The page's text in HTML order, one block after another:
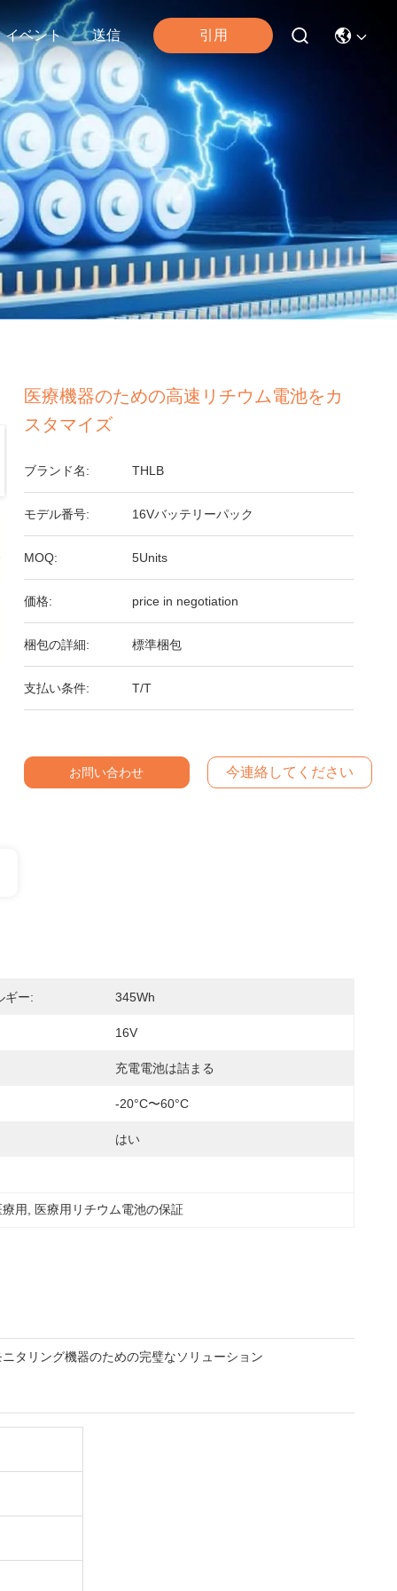
イベント 送信 引用
医療機器のための高速リチウム電池をカ
スタマイズ
ブランド名: THLB
モデル番号: 16Vバッテリーパック
MOQ: 5Units
価格: price in negotiation
梱包の詳細: 標準梱包
支払い条件: T/T
お問い合わせ 今連絡してください
ギー: 345Wh
16V
充電電池は詰まる
-20°C〜60°C
はい
用 医療用リチウム電池の保証
タリング機器のための完璧なソリューション